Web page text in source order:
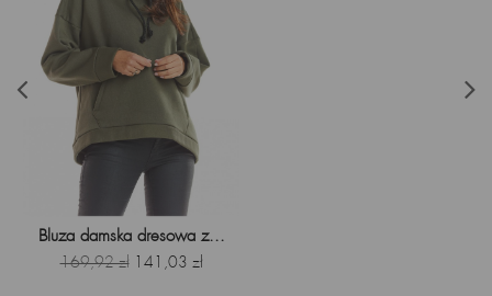
Bluza damska dresowa z...
Cena
169,92 zł Cena
141,03 zł